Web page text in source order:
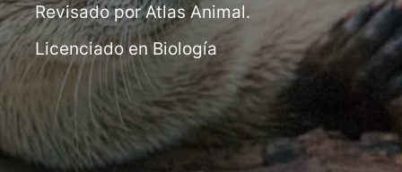
Revisado por Atlas Animal.
Licenciado en Biología